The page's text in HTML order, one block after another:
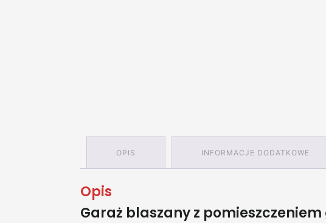
OPIS INFORMACJE DODATKOWE
Opis
Garaż blaszany z